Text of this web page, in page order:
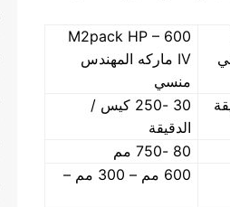
M2pack HP – 600
IV ماركه المهندس
منسي
30 -250 كيس /
الدقيقة
80 -750 مم
600 مم – 300 مم –